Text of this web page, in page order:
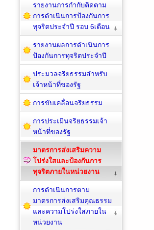
รายงานการกำกับติดตาม
การดำเนินการป้องกันการ
ทุจริตประจำปี รอบ 6เดือน
รายงานผลการดำเนินการ
ป้องกันการทุจริตประจำปี
ประมวลจริยธรรมสำหรับ
เจ้าหน้าที่ของรัฐ
การขับเคลื่อนจริยธรรม
การประเมินจริยธรรมเจ้า
หน้าที่ของรัฐ
มาตรการส่งเสริมความ
โปร่งใสและป้องกันการ
ทุจริตภายในหน่วยงาน
การดำเนินการตาม
มาตรการส่งเสริมคุณธรรม
และความโปร่งใสภายใน
หน่วยงาน